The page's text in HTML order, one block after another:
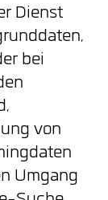
Dienst
bei
von
Umgang